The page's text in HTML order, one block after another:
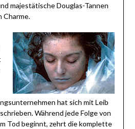
majestätische Douglas-Tannen
Charme.
hat sich mit Leib
Während jede Folge von
Tod beginnt, zehrt die komplette